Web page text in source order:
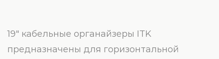
19″ кабельные органайзеры ITK
предназначены для горизонтальной